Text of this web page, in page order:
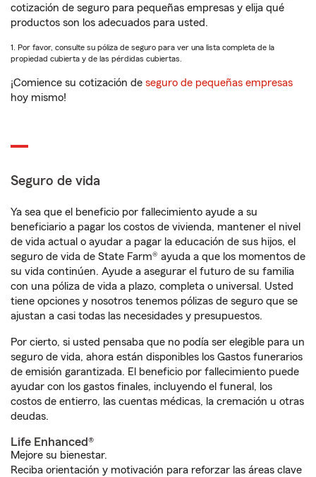
cotización de seguro para pequeñas empresas y elija qué
productos son los adecuados para usted.
1. Por favor, consulte su póliza de seguro para ver una lista completa de la
propiedad cubierta y de las pérdidas cubiertas.
¡Comience su cotización de seguro de pequeñas empresas
hoy mismo!
Seguro de vida
Ya sea que el beneficio por fallecimiento ayude a su
beneficiario a pagar los costos de vivienda, mantener el nivel
de vida actual o ayudar a pagar la educación de sus hijos, el
seguro de vida de State Farm® ayuda a que los momentos de
su vida continúen. Ayude a asegurar el futuro de su familia
con una póliza de vida a plazo, completa o universal. Usted
tiene opciones y nosotros tenemos pólizas de seguro que se
ajustan a casi todas las necesidades y presupuestos.
Por cierto, si usted pensaba que no podía ser elegible para un
seguro de vida, ahora están disponibles los Gastos funerarios
de emisión garantizada. El beneficio por fallecimiento puede
ayudar con los gastos finales, incluyendo el funeral, los
costos de entierro, las cuentas médicas, la cremación u otras
deudas.
Life Enhanced®
Mejore su bienestar.
Reciba orientación y motivación para reforzar las áreas clave